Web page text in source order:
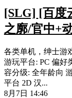
[SLG] [百度
之廓/官中+
各类单机，绅士游
游玩平台: PC 偏好
容分级: 全年龄向
平台 2D 汉...
8月7日 14:46